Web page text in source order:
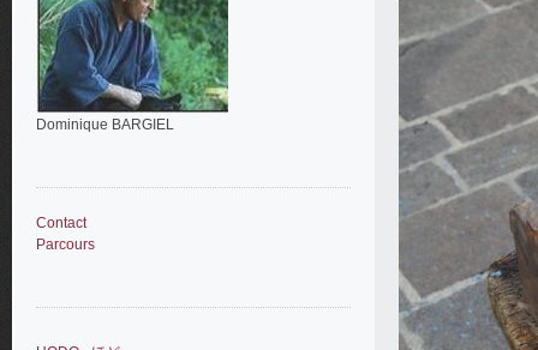
Dominique BARGIEL
Contact
Parcours